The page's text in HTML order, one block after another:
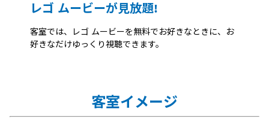
レゴ ムービーが見放題!
客室では、レゴ ムービーを無料でお好きなときに、お
好きなだけゆっくり視聴できます。
客室イメージ